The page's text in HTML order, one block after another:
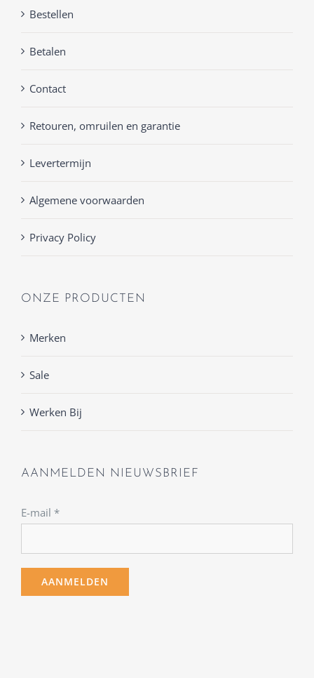
Bestellen
Betalen
Contact
Retouren, omruilen en garantie
Levertermijn
Algemene voorwaarden
Privacy Policy
ONZE PRODUCTEN
Merken
Sale
Werken Bij
AANMELDEN NIEUWSBRIEF
E-mail *